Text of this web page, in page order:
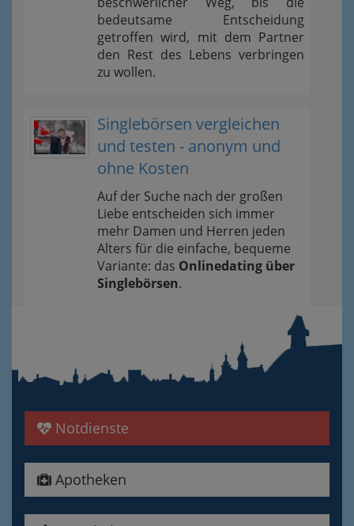
bedeutsame Entscheidung
getroffen wird, mit dem Partner
den Rest des Lebens verbringen
zu wollen.
Singlebörsen vergleichen
und testen - anonym und
ohne Kosten
Auf der Suche nach der großen
Liebe entscheiden sich immer
mehr Damen und Herren jeden
Alters für die einfache, bequeme
Variante: das Onlinedating über
Singlebörsen.
Notdienste
Apotheken